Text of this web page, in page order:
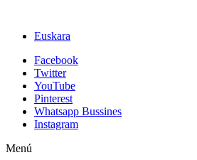
Euskara
Facebook
Twitter
YouTube
Pinterest
Whatsapp Bussines
Instagram
Menú